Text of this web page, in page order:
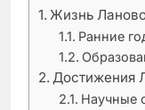
Жизнь
Ранние
Достижения
Научные